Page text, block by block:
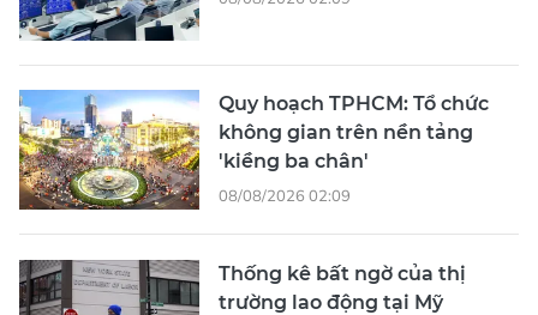
Quy hoạch TPHCM: Tổ chức
không gian trên nền tảng
'kiềng ba chân'
08/08/2026 02:09
Thống kê bất ngờ của thị
trường lao động tại Mỹ